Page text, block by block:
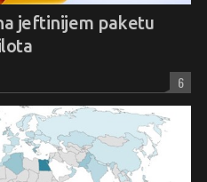
jeftinijem paketu
6